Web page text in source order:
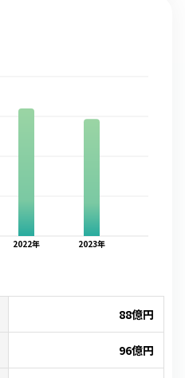
2022年 2023年
88億円
96億円